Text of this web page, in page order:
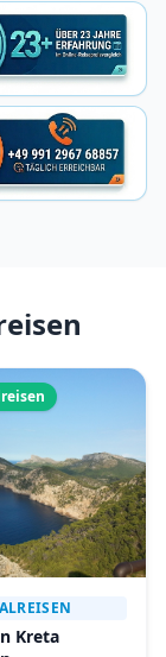
Kreta